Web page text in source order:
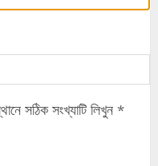
সঠিক সংখ্যাটি লিখুন *